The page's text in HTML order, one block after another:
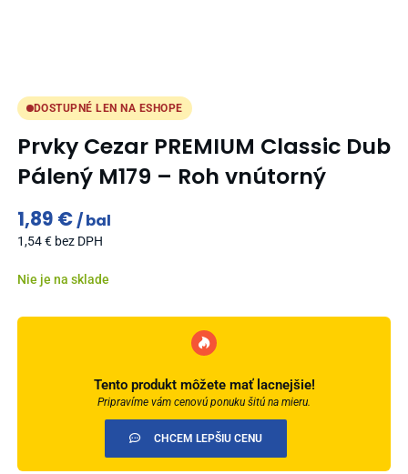
DOSTUPNÉ LEN NA ESHOPE
Prvky Cezar PREMIUM Classic Dub
Pálený M179 – Roh vnútorný
1,89 € bal
1,54€ bez DPH
Nie je na sklade
Tento produkt môžete mať lacnejšie!
Pripravíme vám cenovú ponuku šitú na mieru.
CHCEM LEPŠIU CENU